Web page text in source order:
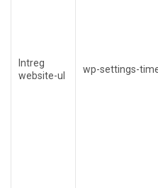
Intreg
website-ul
wp-settings-